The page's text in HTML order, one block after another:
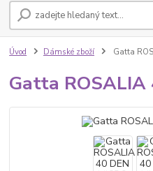
Úvod Dámské zboží Gatta
Gatta ROSALIA